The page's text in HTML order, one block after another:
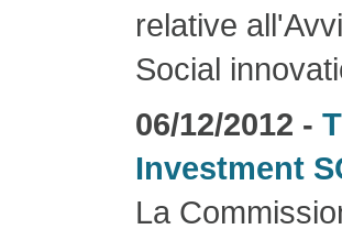
relative
Social
06/12/2012 -
Investment
La